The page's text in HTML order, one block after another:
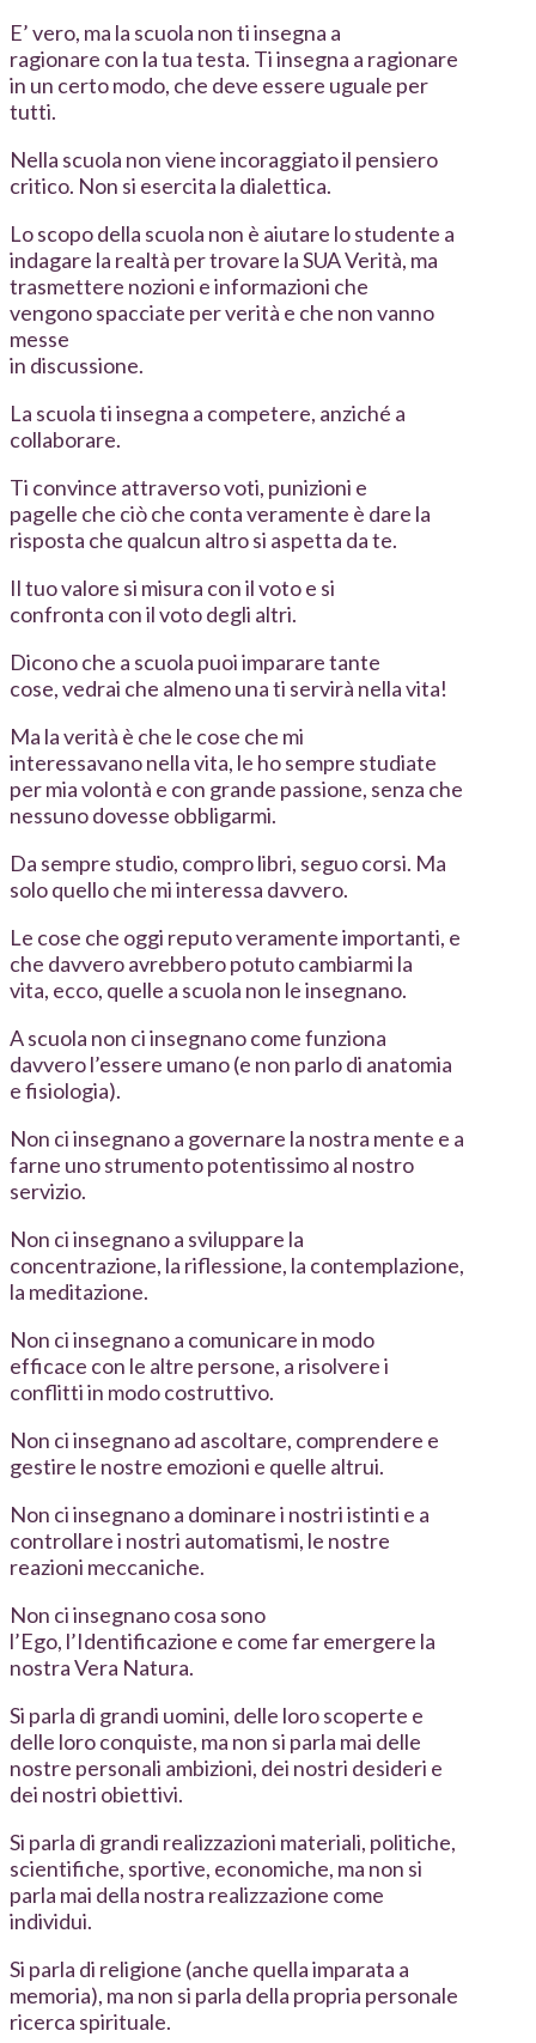
E’ vero, ma la scuola non ti insegna a
ragionare con la tua testa. Ti insegna a ragionare
in un certo modo, che deve essere uguale per
tutti.
Nella scuola non viene incoraggiato il pensiero
critico. Non si esercita la dialettica.
Lo scopo della scuola non è aiutare lo studente a
indagare la realtà per trovare la SUA Verità, ma
trasmettere nozioni e informazioni che
vengono spacciate per verità e che non vanno
messe
in discussione.
La scuola ti insegna a competere, anziché a
collaborare.
Ti convince attraverso voti, punizioni e
pagelle che ciò che conta veramente è dare la
risposta che qualcun altro si aspetta da te.
Il tuo valore si misura con il voto e si
confronta con il voto degli altri.
Dicono che a scuola puoi imparare tante
cose, vedrai che almeno una ti servirà nella vita!
Ma la verità è che le cose che mi
interessavano nella vita, le ho sempre studiate
per mia volontà e con grande passione, senza che
nessuno dovesse obbligarmi.
Da sempre studio, compro libri, seguo corsi. Ma
solo quello che mi interessa davvero.
Le cose che oggi reputo veramente importanti, e
che davvero avrebbero potuto cambiarmi la
vita, ecco, quelle a scuola non le insegnano.
A scuola non ci insegnano come funziona
davvero l’essere umano (e non parlo di anatomia
e fisiologia).
Non ci insegnano a governare la nostra mente e a
farne uno strumento potentissimo al nostro
servizio.
Non ci insegnano a sviluppare la
concentrazione, la riflessione, la contemplazione,
la meditazione.
Non ci insegnano a comunicare in modo
efficace con le altre persone, a risolvere i
conflitti in modo costruttivo.
Non ci insegnano ad ascoltare, comprendere e
gestire le nostre emozioni e quelle altrui.
Non ci insegnano a dominare i nostri istinti e a
controllare i nostri automatismi, le nostre
reazioni meccaniche.
Non ci insegnano cosa sono
l’Ego, l’Identificazione e come far emergere la
nostra Vera Natura.
Si parla di grandi uomini, delle loro scoperte e
delle loro conquiste, ma non si parla mai delle
nostre personali ambizioni, dei nostri desideri e
dei nostri obiettivi.
Si parla di grandi realizzazioni materiali, politiche,
scientifiche, sportive, economiche, ma non si
parla mai della nostra realizzazione come
individui.
Si parla di religione (anche quella imparata a
memoria), ma non si parla della propria personale
ricerca spirituale.